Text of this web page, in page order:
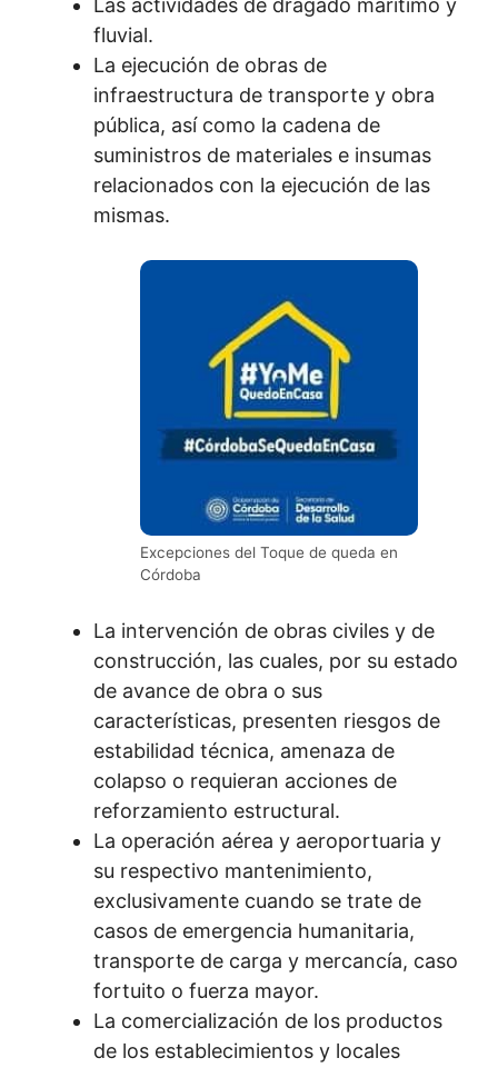
Las actividades de dragado marítimo y
fluvial.
La ejecución de obras de
infraestructura de transporte y obra
pública, así como la cadena de
suministros de materiales e insumas
relacionados con la ejecución de las
mismas.
Excepciones del Toque de queda en
Córdoba
La intervención de obras civiles y de
construcción, las cuales, por su estado
de avance de obra o sus
características, presenten riesgos de
estabilidad técnica, amenaza de
colapso o requieran acciones de
reforzamiento estructural.
La operación aérea y aeroportuaria y
su respectivo mantenimiento,
exclusivamente cuando se trate de
casos de emergencia humanitaria,
transporte de carga y mercancía, caso
fortuito o fuerza mayor.
La comercialización de los productos
de los establecimientos y locales